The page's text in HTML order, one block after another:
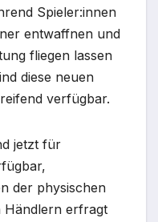
Spieler:innen
entwaffnen und
fliegen lassen
diese neuen
verfügbar.
jetzt für
der physischen
Händlern erfragt